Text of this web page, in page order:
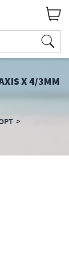
X 4/3MM